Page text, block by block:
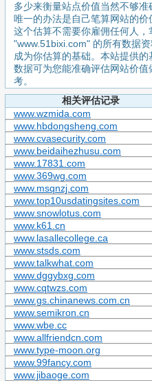
多少来衡量站点价值当然不够准
唯一的办法是自己笔算网站的价
这个估算不需要你雇佣任何人，
"www.51bixi.com" 的所有数据
成为你估算的基础。本站提供的
数据可为您能准确评估网站价值
考。
相关评估记录
www.wzmida.com
www.hbdongsheng.com
www.cvasecurity.com
www.beidaihezhusu.com
www.17831.com
www.369wg.com
www.msqnzj.com
www.top10usdatingsites.com
www.snowlotus.com
www.k61.cn
www.lasallecollege.ca
www.stsds.com
www.talkwhat.com
www.dggybxg.com
www.cqtwzs.com
www.gs.chinanews.com.cn
www.semikron.cn
www.wbe.cc
www.allfriendcn.com
www.type-moon.org
www.99fancy.com
www.jibaoge.com